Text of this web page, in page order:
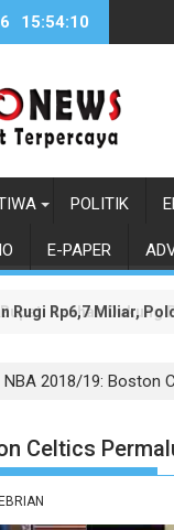
15:54:12
POLITIK
E-PAPER
Rugi Rp6,7 Miliar,
Asahan Dukung
NBA 2018/19: Boston
Celtics